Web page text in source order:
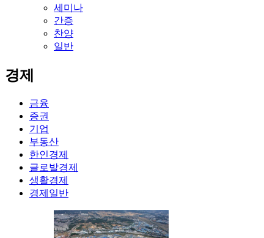
세미나
간증
찬양
일반
경제
금융
증권
기업
부동산
한인경제
글로발경제
생활경제
경제일반